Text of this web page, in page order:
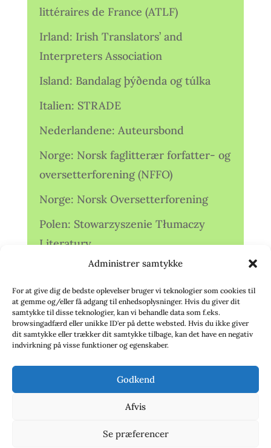
Administrer samtykke
For at give dig de bedste oplevelser bruger vi teknologier som cookies til
at gemme og/eller få adgang til enhedsoplysninger. Hvis du giver dit
samtykke til disse teknologier, kan vi behandle data som f.eks.
browsingadfærd eller unikke ID'er på dette websted. Hvis du ikke giver
dit samtykke eller trækker dit samtykke tilbage, kan det have en negativ
indvirkning på visse funktioner og egenskaber.
Godkend
Afvis
Se præferencer
littéraires de France (ATLF)
Irland: Irish Translators’ and
Interpreters Association
Island: Bandalag þýðenda og túlka
Italien: STRADE
Nederlandene: Auteursbond
Norge: Norsk faglitterær forfatter- og
oversetterforening (NFFO)
Norge: Norsk Oversetterforening
Polen: Stowarzyszenie Tłumaczy
Literatury
Storbritannien: Translators
Association (TA)
Sverige: Översättarsektionen (Ö.)
Sverige: Översättarcentrum (ÖC)
deutschsprachiger Übersetzer (VdÜ)
© 2020 - Babelfisken